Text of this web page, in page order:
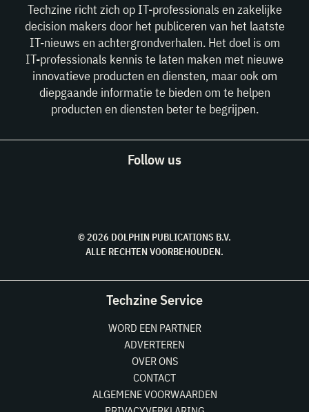
Techzine richt zich op IT-professionals en zakelijke
decision makers door het publiceren van het laatste
IT-nieuws en achtergrondverhalen. Het doel is om
IT-professionals kennis te laten maken met nieuwe
innovatieve producten en diensten, maar ook om
diepgaande informatie te bieden om te helpen
producten en diensten beter te begrijpen.
Follow us
© 2026 DOLPHIN PUBLICATIONS B.V.
ALLE RECHTEN VOORBEHOUDEN.
Techzine Service
WORD EEN PARTNER
ADVERTEREN
OVER ONS
CONTACT
ALGEMENE VOORWAARDEN